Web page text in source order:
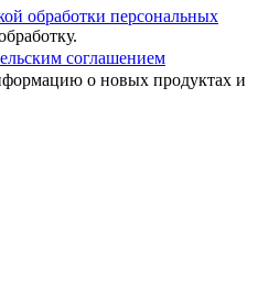
обработки персональных
соглашением
о новых продуктах и